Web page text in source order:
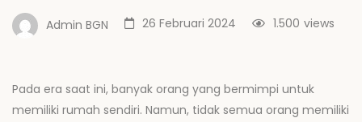
Admin BGN 26 Februari 2024 views
1.500
Pada era saat ini, banyak orang yang bermimpi untuk
memiliki rumah sendiri. Namun, tidak semua orang memiliki